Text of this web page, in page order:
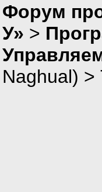
Форум
У» >
Naghual) >